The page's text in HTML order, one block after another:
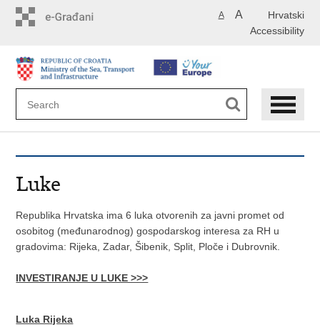
Hrvatski
A A
Accessibility
Luke
Republika Hrvatska ima 6 luka otvorenih za javni promet od
osobitog (međunarodnog) gospodarskog interesa za RH u
gradovima: Rijeka, Zadar, Šibenik, Split, Ploče i Dubrovnik.
INVESTIRANJE U LUKE >>>
Luka Rijeka